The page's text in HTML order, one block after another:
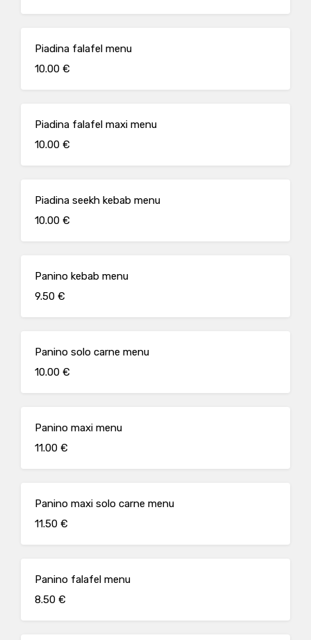
Piadina falafel menu
10.00 €
Piadina falafel maxi menu
10.00 €
Piadina seekh kebab menu
10.00 €
Panino kebab menu
9.50 €
Panino solo carne menu
10.00 €
Panino maxi menu
11.00 €
Panino maxi solo carne menu
11.50 €
Panino falafel menu
8.50 €